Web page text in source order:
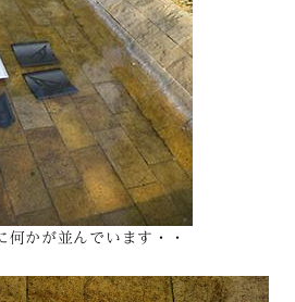
何かが並んでいます・・